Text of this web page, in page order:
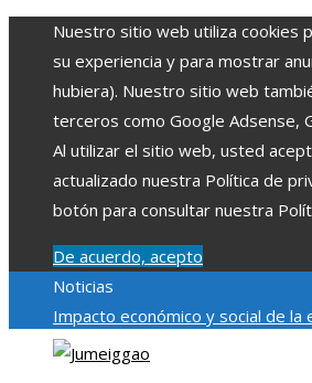
Nuestro sitio web utiliza cookies
su experiencia y para mostrar
hubiera). Nuestro sitio web
terceros como Google Adsense,
Al utilizar el sitio web, usted
actualizado nuestra Política de
botón para consultar nuestra
De acuerdo, acepto
Noticias
Impacto económico y social de la
Montenegro